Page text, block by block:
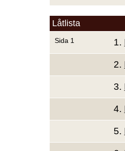
Låtlista
Sida 1 1.
2.
3.
4.
5.